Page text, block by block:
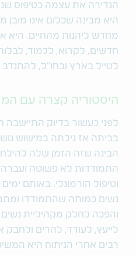
הגדירה את עצמה כטיפוס
היא מבינה שכלום אינו מובן
מחדש ליהנות מהחיים. היא
חדשים, לקרוא, ללמוד,
לטייל בארץ ובחו"ל, להתנדב
היסטוריה קצרה עם
לפני כעשור בדיוק
בביתה אז גילתה במישוש
הבינה שזה הזמן שלה
התמודדות לא פשוטה
וטיפול הורמונלי. באותם
נשים כמותה שהתמודדו
והפכה לחלק מקהיליית נשים
לייעץ, לעודד, להרים
רבים אחרי הניתוח היא